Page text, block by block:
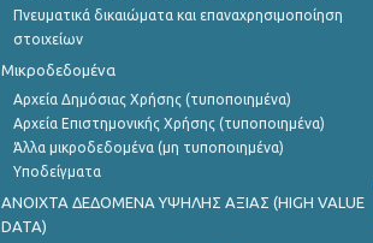
Πνευματικά δικαιώματα και επαναχρησιμοποίηση
στοιχείων
Μικροδεδομένα
Αρχεία Δημόσιας Χρήσης (τυποποιημένα)
Αρχεία Επιστημονικής Χρήσης (τυποποιημένα)
Άλλα μικροδεδομένα (μη τυποποιημένα)
Υποδείγματα
ANOIXTA ΔΕΔΟΜΕΝΑ ΥΨΗΛΗΣ ΑΞΙΑΣ (HIGH VALUE
DATA)